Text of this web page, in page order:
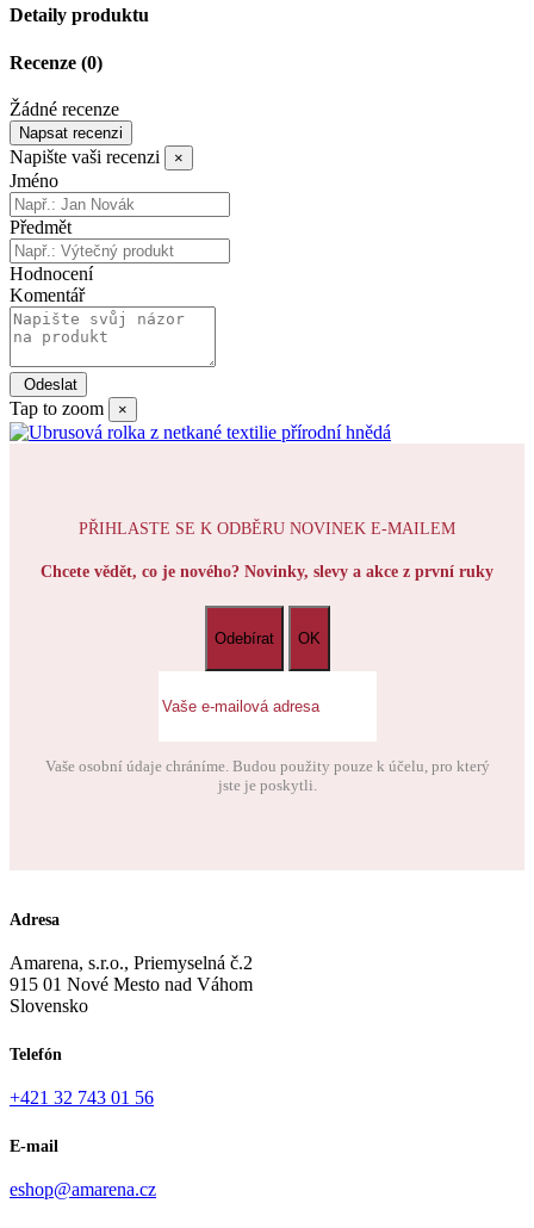
Detaily produktu
Recenze (0)
Žádné recenze
Napsat recenzi
Napište vaši recenzi ×
Jméno
Předmět
Hodnocení
Komentář
Tap to zoom ×
PŘIHLASTE SE K ODBĚRU NOVINEK E-MAILEM
Chcete vědět, co je nového? Novinky, slevy a akce z první ruky
Vaše osobní údaje chráníme. Budou použity pouze k účelu, pro který
jste je poskytli.
Adresa
Amarena, s.r.o., Priemyselná č.2
915 01 Nové Mesto nad Váhom
Slovensko
Telefón
+421 32 743 01 56
E-mail
eshop@amarena.cz